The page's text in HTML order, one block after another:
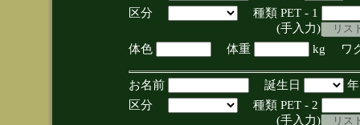
区分
種類 PET - 1
(手入力)
体色
体重 kg ワ
お名前 誕生日
区分
種類 PET - 2
(手入力)